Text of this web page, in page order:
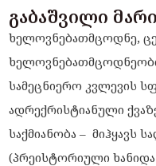
გაბაშვილი
ხელოვნებათმცოდნე,
სამეცნიერო კვლევის
ადრექრისტიანული
საქმიანობა – მიჰყავს
(პრეისტორიული